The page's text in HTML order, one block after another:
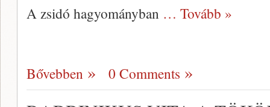
A zsidó hagyományban … Tovább »
Bővebben 0 Comments